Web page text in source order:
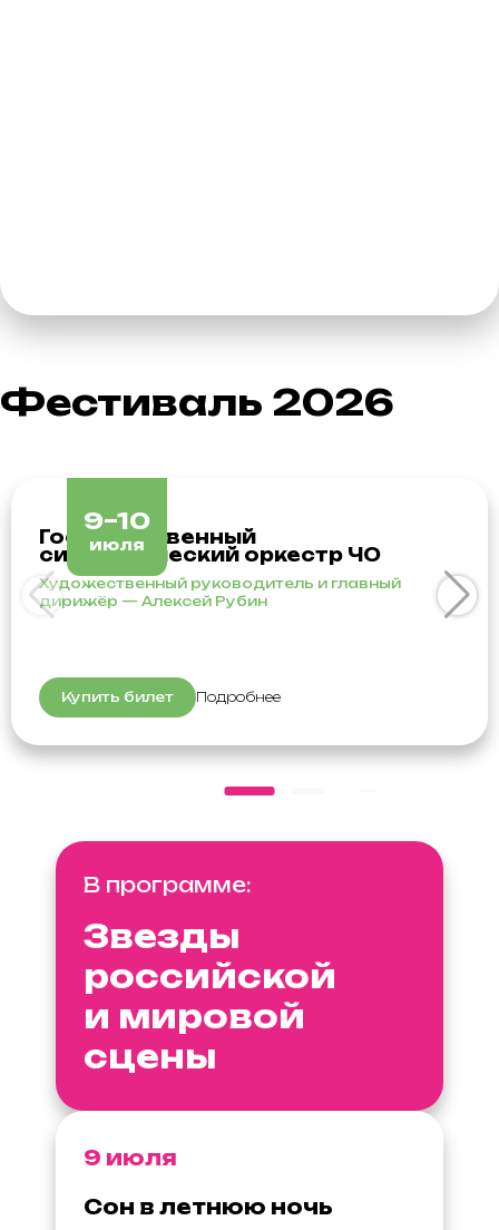
Фестиваль 2026
9–10
июля
Государственный
симфонический оркестр ЧО
Художественный руководитель и главный
дирижёр — Алексей Рубин
Купить билет Подробнее
В программе:
Звезды
российской
и мировой
сцены
9 июля
Сон в летнюю ночь